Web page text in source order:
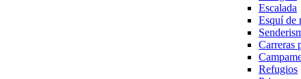
Escalada
Esquí de
Carreras
Refugios